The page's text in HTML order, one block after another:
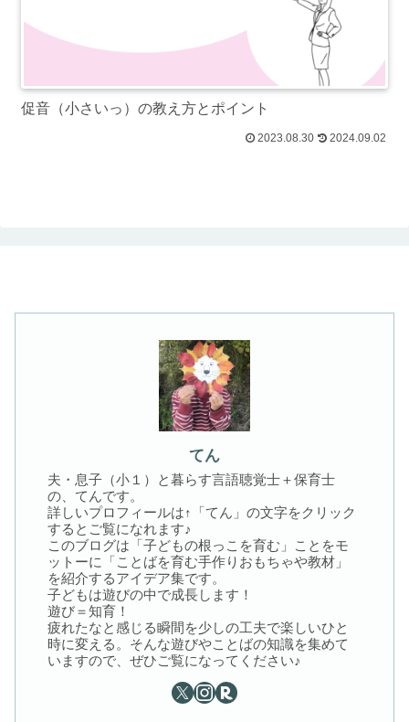
促音（小さいっ）の教え方とポイント
2023.08.30 2024.09.02
てん
夫・息子（小１）と暮らす言語聴覚士＋保育士
の、てんです。
詳しいプロフィールは↑「てん」の文字をクリック
するとご覧になれます♪
このブログは「子どもの根っこを育む」ことをモ
ットーに「ことばを育む手作りおもちゃや教材」
を紹介するアイデア集です。
子どもは遊びの中で成長します！
遊び＝知育！
疲れたなと感じる瞬間を少しの工夫で楽しいひと
時に変える。そんな遊びやことばの知識を集めて
いますので、ぜひご覧になってください♪